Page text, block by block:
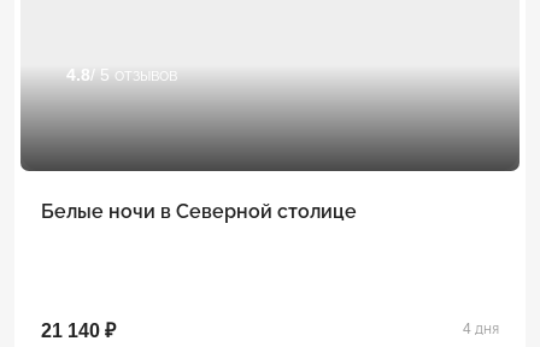
4.8/ 5 отзывов
Белые ночи в Северной столице
21 140 ₽ 4 дня